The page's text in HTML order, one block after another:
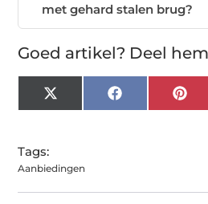
met gehard stalen brug?
Goed artikel? Deel
X
(Twitter)
Facebook
Tags:
Aanbiedingen